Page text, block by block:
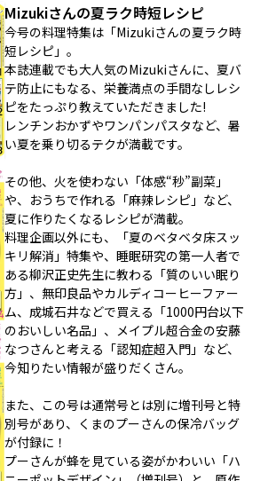
Mizukiさんの夏ラク時短レシピ
今号の料理特集は「Mizukiさんの夏ラク時
短レシピ」。
本誌連載でも大人気のMizukiさんに、夏バ
テ防止にもなる、栄養満点の手間なしレシ
ピをたっぷり教えていただきました!
レンチンおかずやワンパンパスタなど、暑
い夏を乗り切るテクが満載です。
その他、火を使わない「体感“秒”副菜」
や、おうちで作れる「麻辣レシピ」など、
夏に作りたくなるレシピが満載。
料理企画以外にも、「夏のベタベタ床スッ
キリ解消」特集や、睡眠研究の第一人者で
ある柳沢正史先生に教わる「質のいい眠り
方」、無印良品やカルディコーヒーファー
ム、成城石井などで買える「1000円台以下
のおいしい名品」、メイプル超合金の安藤
なつさんと考える「認知症超入門」など、
今知りたい情報が盛りだくさん。
また、この号は通常号とは別に増刊号と特
別号があり、くまのプーさんの保冷バッグ
が付録に！
プーさんが蜂を見ている姿がかわいい「ハ